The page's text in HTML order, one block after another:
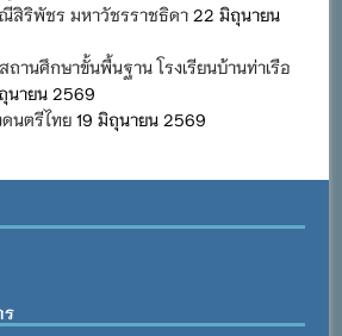
สิริพัชร มหาวัชรราชธิดา 22 มิถุนายน
านศึกษาขั้นพื้นฐาน โรงเรียนบ้านท่าเรือ
นายน 2569
นตรีไทย 19 มิถุนายน 2569
ร